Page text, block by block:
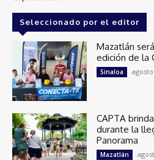
Seleccionado por el editor
Mazatlán
edición de la
Sinaloa
CAPTA
durante la
Panorama
Mazatlán